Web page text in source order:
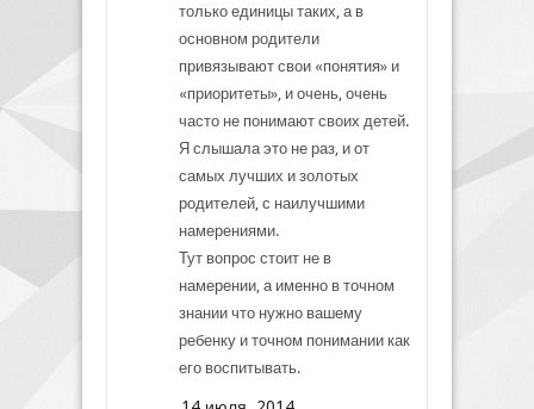
только единицы таких, а в
основном родители
привязывают свои «понятия» и
«приоритеты», и очень, очень
часто не понимают своих детей.
Я слышала это не раз, и от
самых лучших и золотых
родителей, с наилучшими
намерениями.
Тут вопрос стоит не в
намерении, а именно в точном
знании что нужно вашему
ребенку и точном понимании как
его воспитывать.